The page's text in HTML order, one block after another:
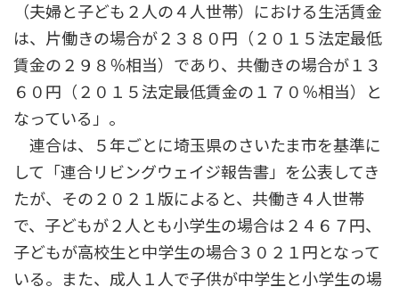
（夫婦と子ども２人の４人世帯）における生活賃金
は、片働きの場合が２３８０円（２０１５法定最低
賃金の２９８％相当）であり、共働きの場合が１３
６０円（２０１５法定最低賃金の１７０％相当）と
なっている」。
連合は、５年ごとに埼玉県のさいたま市を基準に
して「連合リビングウェイジ報告書」を公表してき
たが、その２０２１版によると、共働き４人世帯
で、子どもが２人とも小学生の場合は２４６７円、
子どもが高校生と中学生の場合３０２１円となって
いる。また、成人１人で子供が中学生と小学生の場